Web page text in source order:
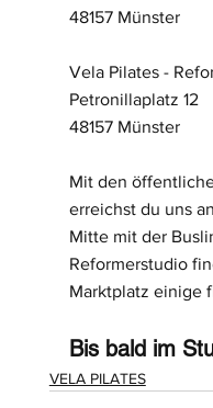
48157 Münster
Vela Pilates -
Petronillaplatz 12
48157 Münster
Mit den
erreichst du uns
Mitte mit der
Reformerstudio
Marktplatz einige
Bis bald im
VELA PILATES